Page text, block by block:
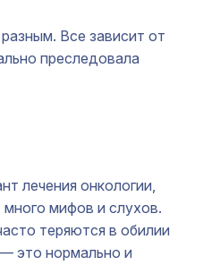
Все зависит от
преследовала
лечения онкологии,
много мифов и слухов.
теряются в обилии
это нормально и